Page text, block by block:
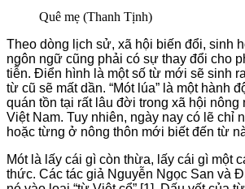
Quê mẹ (Thanh Tịnh)
Theo dòng lịch sử, xã hội biến đổi, sinh
ngôn ngữ cũng phải có sự thay đổi cho
tiễn. Điển hình là một số từ mới sẽ sinh
từ cũ sẽ mất dần. “Mót lúa” là một hành
quán tồn tại rất lâu đời trong xã hội
Việt Nam. Tuy nhiên, ngày nay có lẽ chỉ
hoặc từng ở nông thôn mới biết đến từ
Mót là lấy cái gì còn thừa, lấy cái gì một
thức. Các tác giả Nguyễn Ngọc San và